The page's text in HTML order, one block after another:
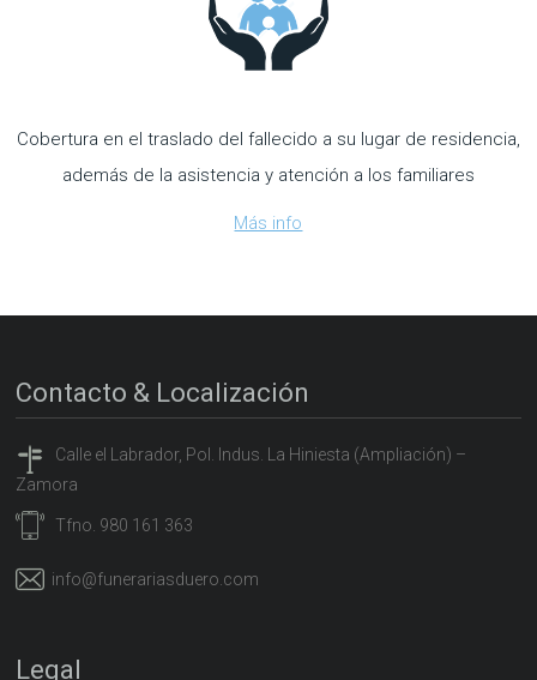
Cobertura en el traslado del fallecido a su lugar de residencia,
además de la asistencia y atención a los familiares
Más info
Contacto & Localización
Calle el Labrador, Pol. Indus. La Hiniesta (Ampliación) –
Zamora
Tfno. 980 161 363
info@funerariasduero.com
Legal